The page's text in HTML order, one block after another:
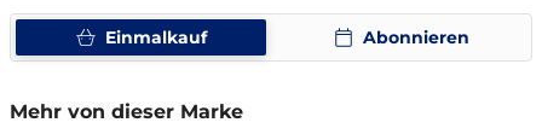
Einmalkauf Abonnieren
Mehr von dieser Marke